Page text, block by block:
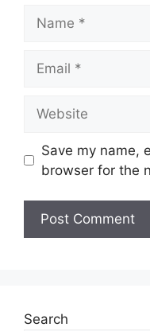
Save my name,
browser for the
Search